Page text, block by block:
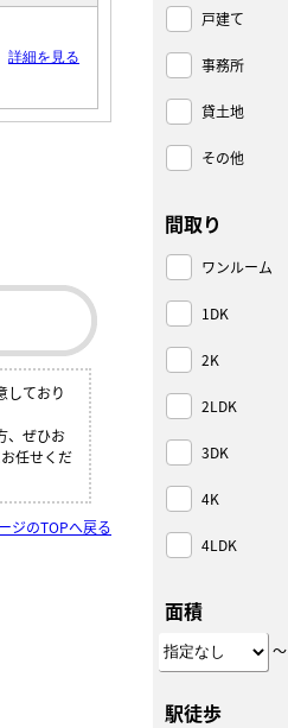
詳細を見る
しており
、ぜひお
任せくだ
ジのTOPへ戻る
戸建て
事務所
貸土地
その他
間取り
ワンルーム
1DK
2K
2LDK
3DK
4K
4LDK
面積
～
駅徒歩